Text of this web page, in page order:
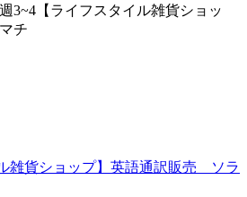
3~4【ライフスタイル雑貨ショッ
チ
雑貨ショップ】英語通訳販売 ソラ